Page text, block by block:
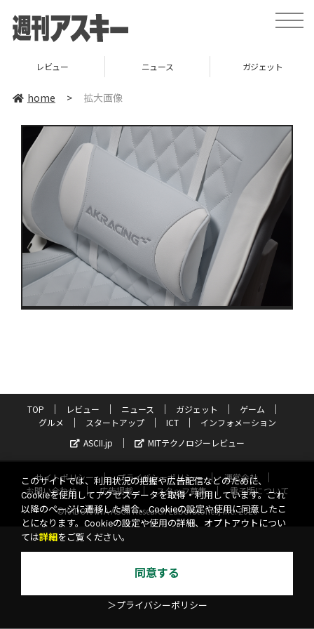
toggle
レビュー ニュース ガジェット
home > 拡大画像
TOP レビュー ニュース ガジェット
ゲーム
グルメ
スタートアップ ICT
インフォメーション
ASCII.jp
MITテクノロジーレビュー
サイトポリシー プライバシーポリシー
運営会社
お問い合わせ
広告掲載 スタッフ募集
電子版について
©KADOKAWA ASCII Research Laboratories, Inc. 2026
このサイトでは、利用状況の把握や広告配信などのために、
Cookieを使用してアクセスデータを取得・利用しています。これ
以降のページに遷移した場合、Cookieの設定や使用に同意したこ
とになります。Cookieの設定や使用の詳細、オプトアウトについ
ては詳細 をご覧ください。
同意する
＞プライバシーポリシー